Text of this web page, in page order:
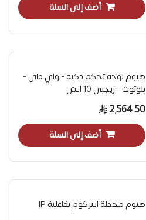
أضف إلى السلة
هيوم لوحة تحكم ذكية - واي فاي -
بلوتوث - زيجبي 10 انش
2,564.50
أضف إلى السلة
هيوم محطة انتركوم تفاعلية IP